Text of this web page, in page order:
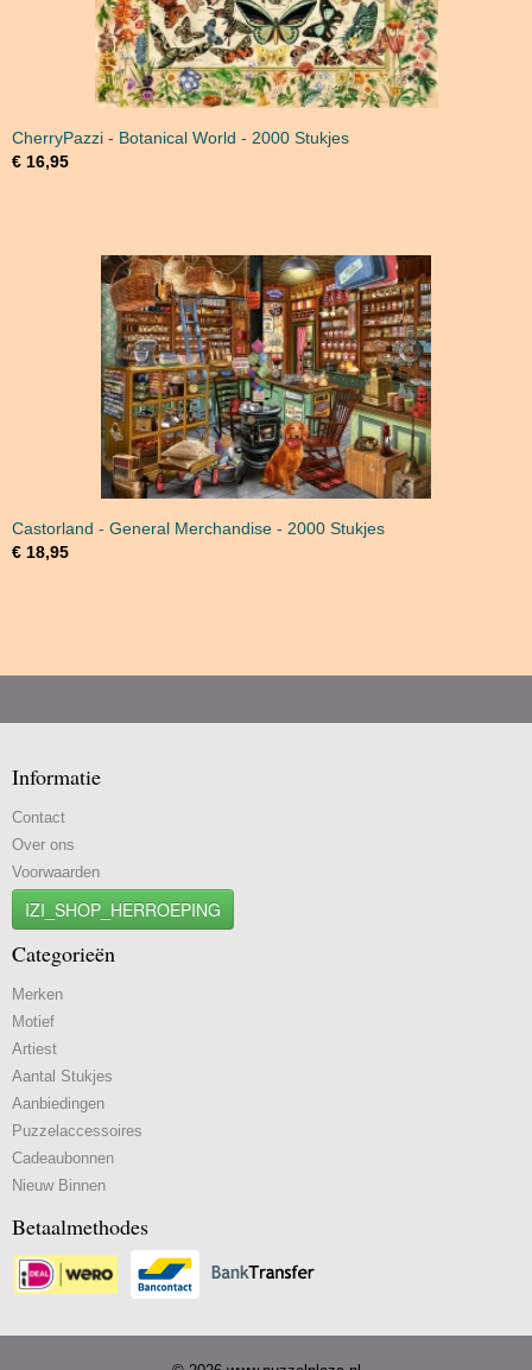
CherryPazzi - Botanical World - 2000 Stukjes
€ 16,95
Castorland - General Merchandise - 2000 Stukjes
€ 18,95
Informatie
Contact
Over ons
Voorwaarden
IZI_SHOP_HERROEPING
Categorieën
Merken
Motief
Artiest
Aantal Stukjes
Aanbiedingen
Puzzelaccessoires
Cadeaubonnen
Nieuw Binnen
Betaalmethodes